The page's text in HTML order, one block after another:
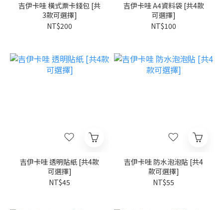
吉伊卡哇 橫式票卡錢包 [共
3款可選擇]
NT$200
吉伊卡哇 A4資料袋 [共4款
可選擇]
NT$100
吉伊卡哇 透明貼紙 [共4款
可選擇]
NT$45
吉伊卡哇 防水泡泡貼 [共4
款可選擇]
NT$55